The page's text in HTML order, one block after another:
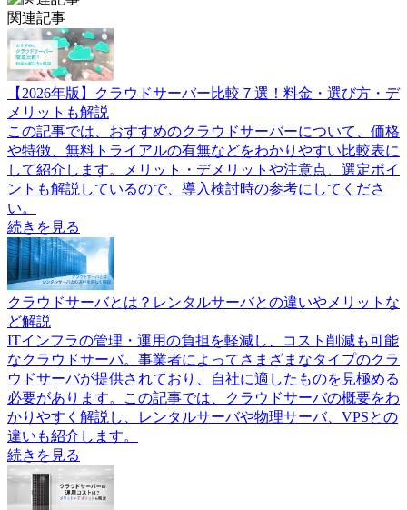
関連記事
【2026年版】クラウドサーバー比較７選！料金・選び方・デ
メリットも解説
この記事では、おすすめのクラウドサーバーについて、価格
や特徴、無料トライアルの有無などをわかりやすい比較表に
して紹介します。メリット・デメリットや注意点、選定ポイ
ントも解説しているので、導入検討時の参考にしてくださ
い。
続きを見る
クラウドサーバとは？レンタルサーバとの違いやメリットな
ど解説
ITインフラの管理・運用の負担を軽減し、コスト削減も可能
なクラウドサーバ。事業者によってさまざまなタイプのクラ
ウドサーバが提供されており、自社に適したものを見極める
必要があります。この記事では、クラウドサーバの概要をわ
かりやすく解説し、レンタルサーバや物理サーバ、VPSとの
違いも紹介します。
続きを見る